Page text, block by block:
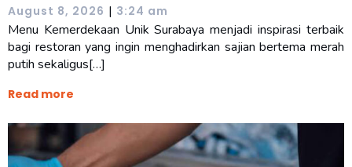
August 8, 2026 | 3:24 am
Menu Kemerdekaan Unik Surabaya menjadi inspirasi terbaik
bagi restoran yang ingin menghadirkan sajian bertema merah
putih sekaligus[…]
Read more